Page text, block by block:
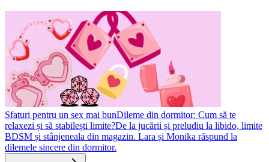
Sfaturi pentru un sex mai bunDileme din dormitor: Cum să te
relaxezi și să stabilești limite?De la jucării și preludiu la libido, limite
BDSM și stânjeneala din magazin. Lara și Monika răspund la
dilemele sincere din dormitor.